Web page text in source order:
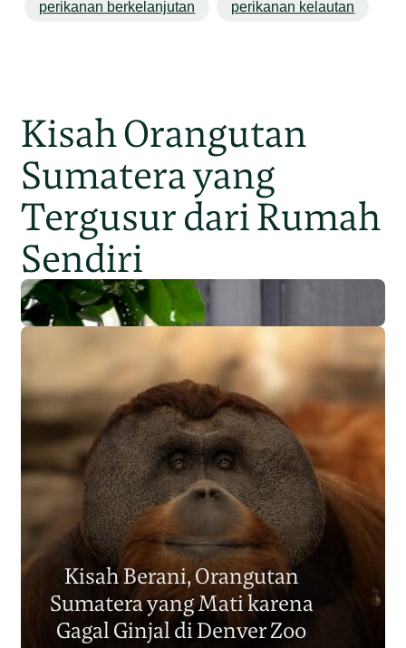
perikanan berkelanjutan perikanan kelautan
Kisah Orangutan
Sumatera yang
Tergusur dari Rumah
Sendiri
Populasi Orangutan
Sumatera Berkurang 2.700
Individu dalam Satu Dekade?
Junaidi Hanafiah 14 Jul 2026
Kisah Berani, Orangutan
Sumatera yang Mati karena
Gagal Ginjal di Denver Zoo